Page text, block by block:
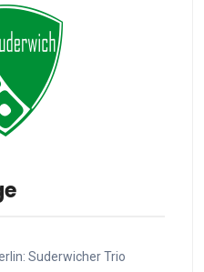
Suderwicher Trio